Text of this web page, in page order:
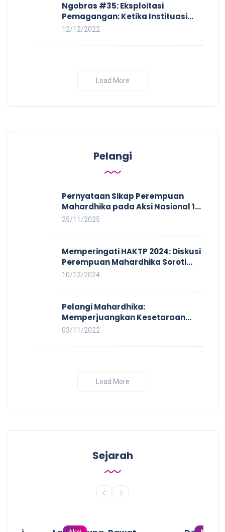
Ngobras #35: Eksploitasi
Pemagangan: Ketika Instituasi
Pendidikan Tunduk pada Hilir
12/12/2022
Load More
Pelangi
Pernyataan Sikap Perempuan
Mahardhika pada Aksi Nasional 16
HAKTP 2025 Kerja Layak dan Bebas
25/11/2025
Memperingati HAKTP 2024: Diskusi
Perempuan Mahardhika Soroti
Kerja Layak yang Inklusif bagi
10/12/2024
Pelangi Mahardhika:
Memperjuangkan Kesetaraan
untuk Pekerja LBTQ
03/11/2022
Load More
Sejarah